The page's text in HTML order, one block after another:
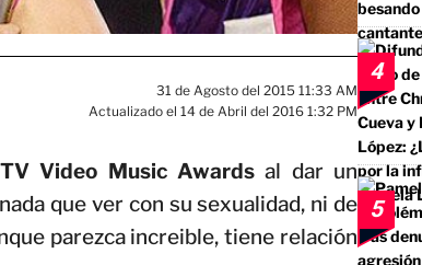
31 de Agosto del 2015 11:33 AM
Actualizado el 14 de Abril del 2016 1:32 PM
Video Music Awards al dar un
que ver con su sexualidad, ni de
parezca increible, tiene relación
4
5